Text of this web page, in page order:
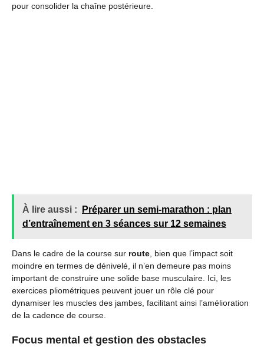
pour consolider la chaîne postérieure.
À lire aussi :
Préparer un semi-marathon : plan
d’entraînement en 3 séances sur 12 semaines
Dans le cadre de la course sur route , bien que l’impact soit
moindre en termes de dénivelé, il n’en demeure pas moins
important de construire une solide base musculaire. Ici, les
exercices pliométriques peuvent jouer un rôle clé pour
dynamiser les muscles des jambes, facilitant ainsi l’amélioration
de la cadence de course.
Focus mental et gestion des obstacles